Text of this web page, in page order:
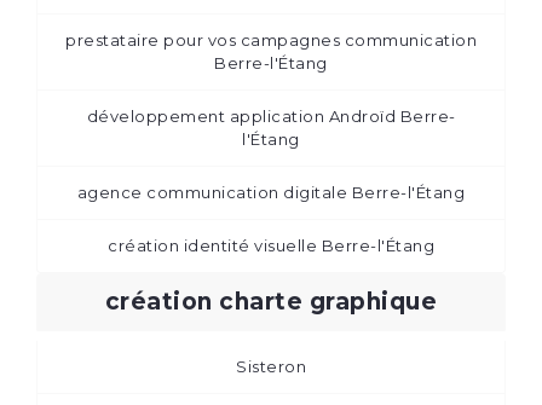
prestataire pour vos campagnes communication
Berre-l'Étang
développement application Androïd Berre-
l'Étang
agence communication digitale Berre-l'Étang
création identité visuelle Berre-l'Étang
création charte graphique
Sisteron